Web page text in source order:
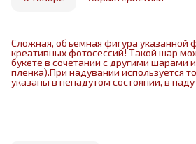
Сложная, объемная фигура указанной
креативных фотосессий! Такой шар
букете в сочетании с другими шарами
пленка).При надувании используется
указаны в ненадутом состоянии, в